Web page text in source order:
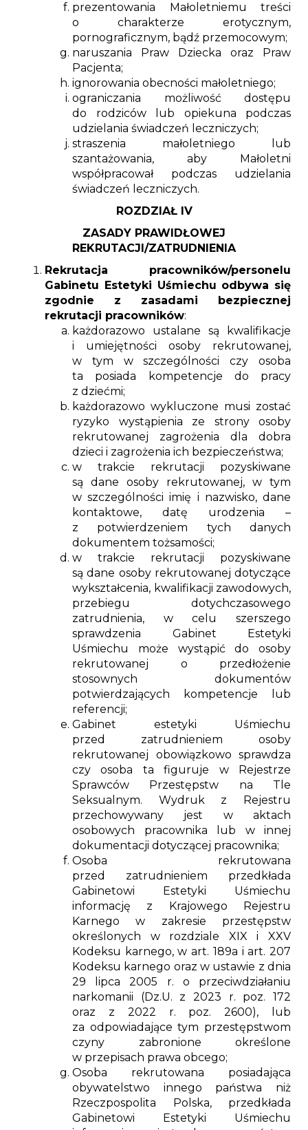
prezentowania Małoletniemu treści
o charakterze erotycznym,
pornograficznym, bądź przemocowym;
naruszania Praw Dziecka oraz Praw
Pacjenta;
ignorowania obecności małoletniego;
ograniczania możliwość dostępu
do rodziców lub opiekuna podczas
udzielania świadczeń leczniczych;
straszenia małoletniego lub
szantażowania, aby Małoletni
współpracował podczas udzielania
świadczeń leczniczych.
ROZDZIAŁ IV
ZASADY PRAWIDŁOWEJ
REKRUTACJI/ZATRUDNIENIA
Rekrutacja pracowników/personelu
Gabinetu Estetyki Uśmiechu odbywa się
zgodnie z zasadami bezpiecznej
rekrutacji pracowników:
każdorazowo ustalane są kwalifikacje
i umiejętności osoby rekrutowanej,
w tym w szczególności czy osoba
ta posiada kompetencje do pracy
z dziećmi;
każdorazowo wykluczone musi zostać
ryzyko wystąpienia ze strony osoby
rekrutowanej zagrożenia dla dobra
dzieci i zagrożenia ich bezpieczeństwa;
w trakcie rekrutacji pozyskiwane
są dane osoby rekrutowanej, w tym
w szczególności imię i nazwisko, dane
kontaktowe, datę urodzenia –
z potwierdzeniem tych danych
dokumentem tożsamości;
w trakcie rekrutacji pozyskiwane
są dane osoby rekrutowanej dotyczące
wykształcenia, kwalifikacji zawodowych,
przebiegu dotychczasowego
zatrudnienia, w celu szerszego
sprawdzenia Gabinet Estetyki
Uśmiechu może wystąpić do osoby
rekrutowanej o przedłożenie
stosownych dokumentów
potwierdzających kompetencje lub
referencji;
Gabinet estetyki Uśmiechu
przed zatrudnieniem osoby
rekrutowanej obowiązkowo sprawdza
czy osoba ta figuruje w Rejestrze
Sprawców Przestępstw na Tle
Seksualnym. Wydruk z Rejestru
przechowywany jest w aktach
osobowych pracownika lub w innej
dokumentacji dotyczącej pracownika;
Osoba rekrutowana
przed zatrudnieniem przedkłada
Gabinetowi Estetyki Uśmiechu
informację z Krajowego Rejestru
Karnego w zakresie przestępstw
określonych w rozdziale XIX i XXV
Kodeksu karnego, w art. 189a i art. 207
Kodeksu karnego oraz w ustawie z dnia
29 lipca 2005 r. o przeciwdziałaniu
narkomanii (Dz.U. z 2023 r. poz. 172
oraz z 2022 r. poz. 2600), lub
za odpowiadające tym przestępstwom
czyny zabronione określone
w przepisach prawa obcego;
Osoba rekrutowana posiadająca
obywatelstwo innego państwa niż
Rzeczpospolita Polska, przedkłada
Gabinetowi Estetyki Uśmiechu